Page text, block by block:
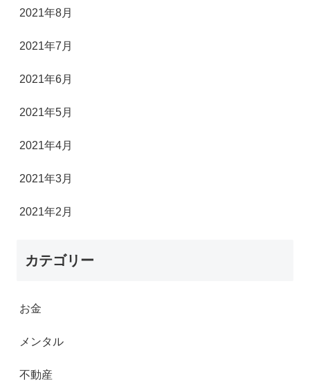
2021年8月
2021年7月
2021年6月
2021年5月
2021年4月
2021年3月
2021年2月
カテゴリー
お金
メンタル
不動産